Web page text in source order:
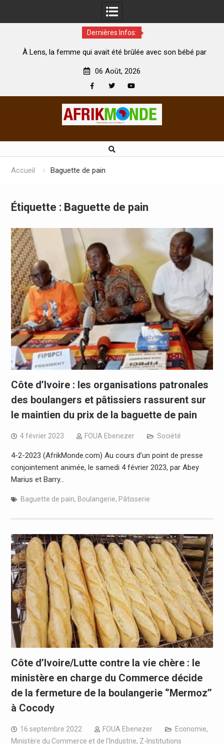
Dernières Infos:
brûlée avec son bébé par
Coopération: Le ministre Indien
06 Août, 2026
Accueil Baguette de pain
Étiquette : Baguette de pain
Côte d’Ivoire : les organisations patronales
des boulangers et pâtissiers rassurent sur
le maintien du prix de la baguette de pain
4 février 2023 FOUA Ebenezer Société
4-2-2023 (AfrikMonde.com) Au cours d’un point de presse
conjointement animée, le samedi 4 février 2023, par Abey
Marius et Barry…
Baguette de pain, Boulangerie, Pâtisserie
Côte d’Ivoire/Lutte contre la vie chère : le
ministère en charge du Commerce décide
de la fermeture de la boulangerie ‘’Mermoz’’
à Cocody
16 septembre 2022 FOUA Ebenezer Economie,
Ministère du Commerce et de l'Industrie, Z-Institutions